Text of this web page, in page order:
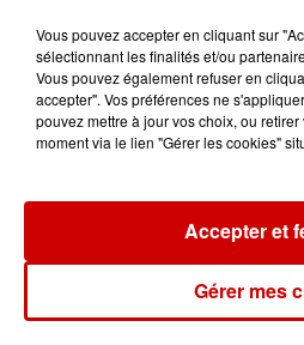
Limoges :
blessé
Gagnez vos
festival
Vous pouvez accepter en cliquant sur
sélectionnant les finalités et/ou
Vous pouvez également refuser en
accepter". Vos préférences ne
pouvez mettre à jour vos choix, ou
moment via le lien "Gérer les cookies"
Gérer mes
Accepter et